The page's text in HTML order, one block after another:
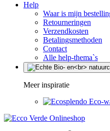
Help
Waar is mijn
Retourneringen
Verzendkosten
Betalingsmethoden
Contact
Alle help-thema`s
Meer inspiratie
Eco-